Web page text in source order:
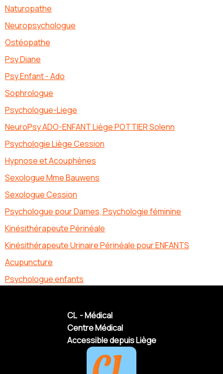
Naturopathe
Neuropsychologue
Ostéopathe
Psy Diane
Psy Enfant - Ado
Sophrologue
Psychologue-Liege
NeuroPsy ADO-ENFANT Liège POTTIER Solenn
Psychologie Liège Cession
Hypnose et Acouphènes
Sexologue Mme Bauwens
Sexologue Cession
Psychologue pour Dames, Psychologie féminine
Kinésithérapeute Périnéale
Kinésithérapeute Urinaire Périnéale pour ENFANTS
Acupuncture
Psychologue enfants
CL - Médical
Centre Médical
Accessible depuis Liège